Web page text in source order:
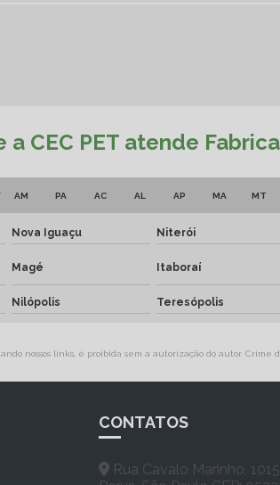
CEC PET atende
AM PA AC AL AP MA MT
Nova Iguaçu Niterói
Magé Itaboraí
Nilópolis Teresópolis
nossos links, é proibida sem a autorização do autor. Crime
CONTATOS
Rua Cavalo Marinho,